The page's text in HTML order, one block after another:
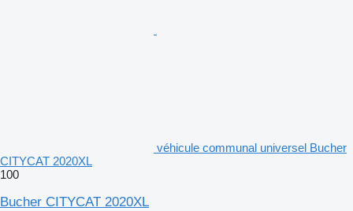
véhicule communal universel Bucher
CITYCAT 2020XL
100
Bucher CITYCAT 2020XL